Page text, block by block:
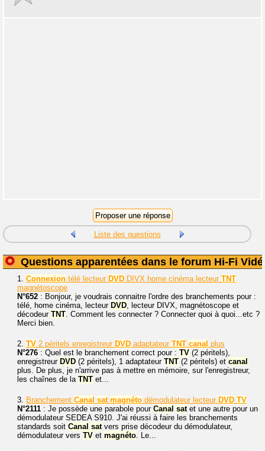
Liste des questions
Questions apparentées dans le forum Hi-Fi
1. Connexion télé lecteur DVD DIVX home cinéma lecteur TNT
magnétoscope
N°652 : Bonjour, je voudrais connaitre l'ordre des branchements pour :
télé, home cinéma, lecteur DVD, lecteur DIVX, magnétoscope et
décodeur TNT. Comment les connecter ? Connecter quoi à quoi...etc ?
Merci bien.
2. TV 2 péritels enregistreur DVD adaptateur TNT canal plus
N°276 : Quel est le branchement correct pour : TV (2 péritels),
enregistreur DVD (2 péritels), 1 adaptateur TNT (2 péritels) et canal
plus. De plus, je n'arrive pas à mettre en mémoire, sur l'enregistreur,
les chaînes de la TNT et...
3. Branchement Canal sat magnéto démodulateur lecteur DVD TV
N°2111 : Je possède une parabole pour Canal satet une autre pour un
démodulateur SEDEA S910. J'ai réussi à faire les branchements
standards soit Canal satvers prise décodeur du démodulateur,
démodulateur vers TV et magnéto. Le...